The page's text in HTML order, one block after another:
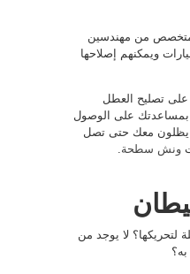
من مهندسين
ويمكنهم إصلاحها
تصليح العطل
بمساعدتك على الوصول
يظلون معك حتى تصل
ونش سطحة
لتحريكها؟ لا يوجد من